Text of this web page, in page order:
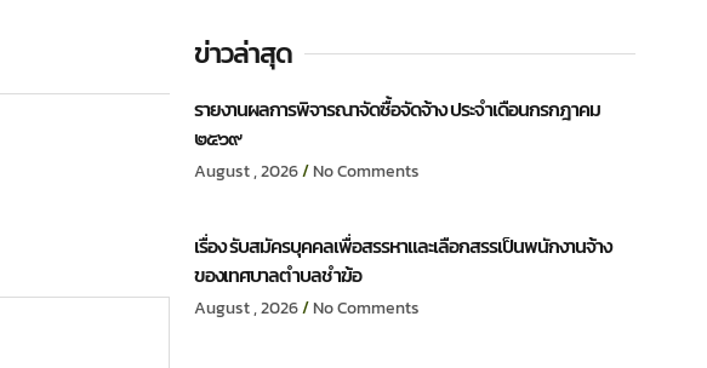
ข่าวล่าสุด
รายงานผลการพิจารณาจัดซื้อจัดจ้าง ประจำเดือนกรกฎาคม
๒๕๖๙
August , 2026 No Comments
เรื่อง รับสมัครบุคคลเพื่อสรรหาและเลือกสรรเป็นพนักงานจ้าง
ของเทศบาลตำบลชำฆ้อ
August , 2026 No Comments